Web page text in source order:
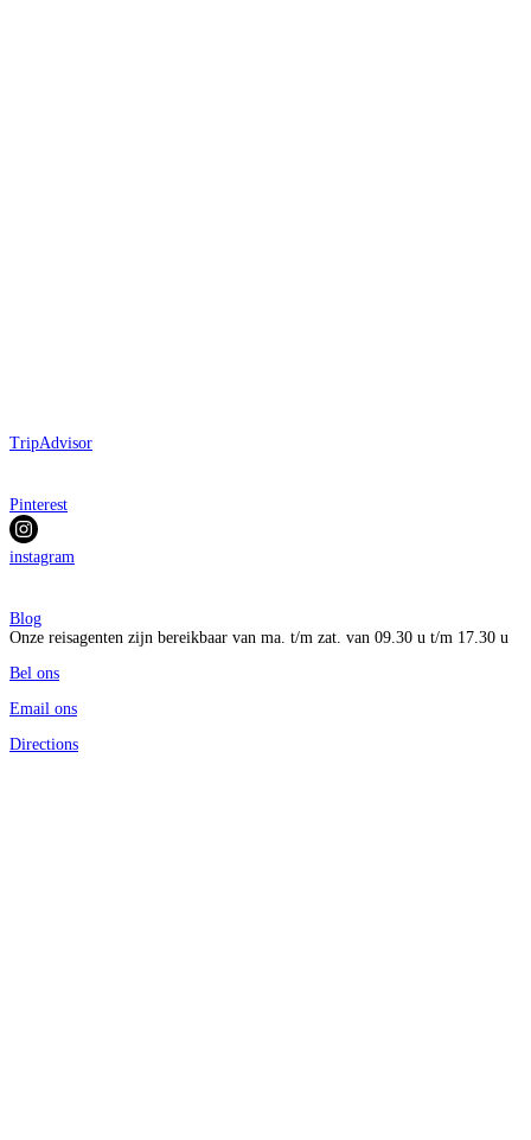
TripAdvisor
Pinterest
instagram
Blog
Onze reisagenten zijn bereikbaar van ma. t/m zat. van 09.30 u t/m 17.30 u
Bel ons
Email ons
Directions